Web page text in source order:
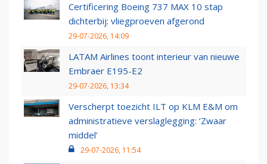
Certificering Boeing 737 MAX 10 stap
dichterbij: vliegproeven afgerond
29-07-2026, 14:09
LATAM Airlines toont interieur van nieuwe
Embraer E195-E2
29-07-2026, 13:34
Verscherpt toezicht ILT op KLM E&M om
administratieve verslaglegging: ‘Zwaar
middel’
29-07-2026, 11:54